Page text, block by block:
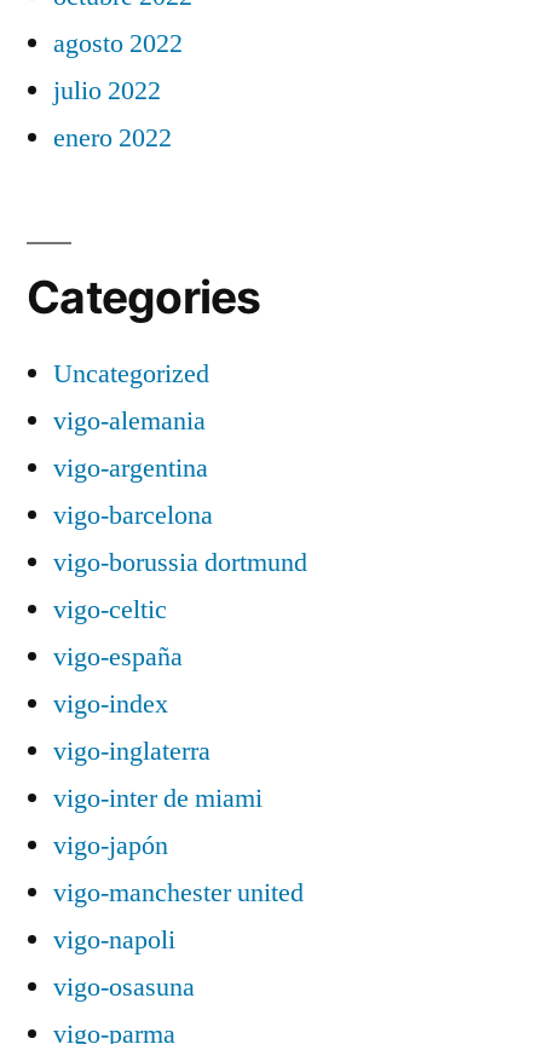
agosto 2022
julio 2022
enero 2022
Categories
Uncategorized
vigo-alemania
vigo-argentina
vigo-barcelona
vigo-borussia dortmund
vigo-celtic
vigo-españa
vigo-index
vigo-inglaterra
vigo-inter de miami
vigo-japón
vigo-manchester united
vigo-napoli
vigo-osasuna
vigo-parma